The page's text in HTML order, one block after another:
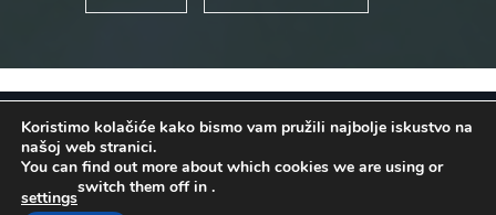
OSATINA GRUPA d.o.o. 2026
. Configured
byINFOS Osijek. Sva prava pridržana.
Koristimo kolačiće kako bismo vam pružili najbolje iskustvo na
našoj web stranici.
You can find out more about which cookies we are using or
switch them off in
settings
.